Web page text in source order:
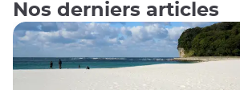
Nos derniers articles